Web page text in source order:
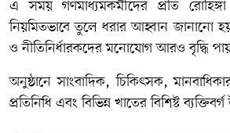
এ সময় গণমাধ্যমকর্মীদের প্রতি
নিয়মিতভাবে তুলে ধরার আহ্বান জানানো
ও নীতিনির্ধারকদের মনোযোগ আরও বৃদ্ধি
অনুষ্ঠানে সাংবাদিক, চিকিৎসক,
প্রতিনিধি এবং বিভিন্ন খাতের বিশিষ্ট